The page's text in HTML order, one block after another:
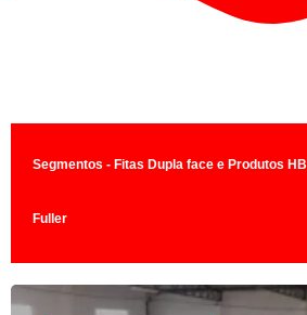
Segmentos - Fitas Dupla face e Produtos HB
Fuller